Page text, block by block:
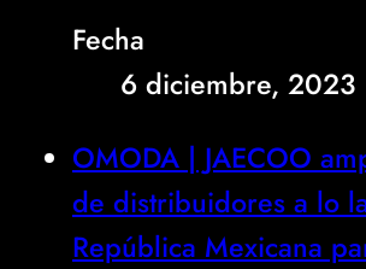
Fecha
6 diciembre, 2023
OMODA | JAECOO
de distribuidores a lo
República Mexicana